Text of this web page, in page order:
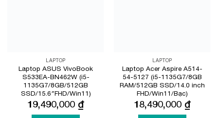
LAPTOP
Laptop ASUS VivoBook
S533EA-BN462W (i5-
1135G7/8GB/512GB
SSD/15.6″FHD/Win11)
19,490,000 ₫
LAPTOP
Laptop Acer Aspire A514-
54-5127 (i5-1135G7/8GB
RAM/512GB SSD/14.0 inch
FHD/Win11/Bạc)
18,490,000 ₫